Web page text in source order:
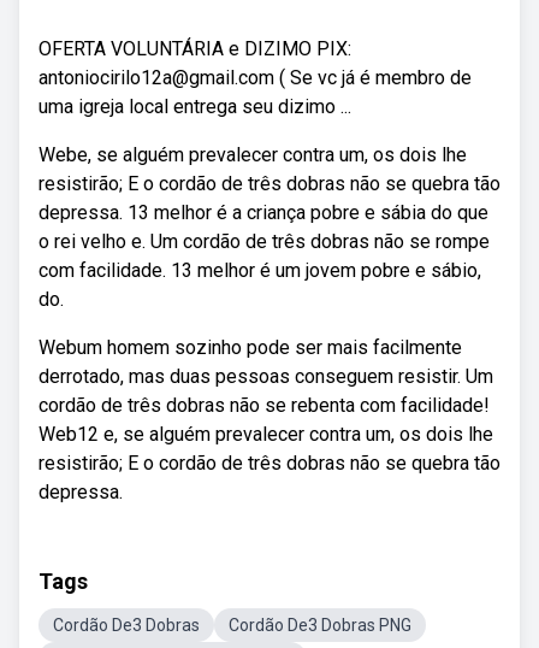
OFERTA VOLUNTÁRIA e DIZIMO PIX:
antoniocirilo12a@gmail.com ( Se vc já é membro de
uma igreja local entrega seu dizimo ...
Webe, se alguém prevalecer contra um, os dois lhe
resistirão; E o cordão de três dobras não se quebra tão
depressa. 13 melhor é a criança pobre e sábia do que
o rei velho e. Um cordão de três dobras não se rompe
com facilidade. 13 melhor é um jovem pobre e sábio,
do.
Webum homem sozinho pode ser mais facilmente
derrotado, mas duas pessoas conseguem resistir. Um
cordão de três dobras não se rebenta com facilidade!
Web12 e, se alguém prevalecer contra um, os dois lhe
resistirão; E o cordão de três dobras não se quebra tão
depressa.
Tags
Cordão De3 Dobras
Cordão De3 Dobras PNG